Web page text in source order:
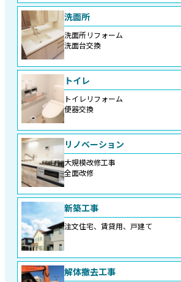
洗面所
洗面所リフォーム
洗面台交換
トイレ
トイレリフォーム
便器交換
リノベーション
大規模改修工事
全面改修
新築工事
注文住宅、賃貸用、戸建て
解体撤去工事